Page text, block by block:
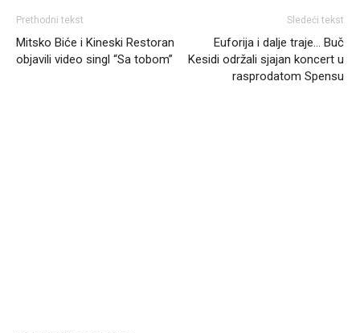
Prethodni tekst
Mitsko Biće i Kineski Restoran
objavili video singl “Sa tobom”
Sledeći tekst
Euforija i dalje traje… Buč
Kesidi održali sjajan koncert u
rasprodatom Spensu